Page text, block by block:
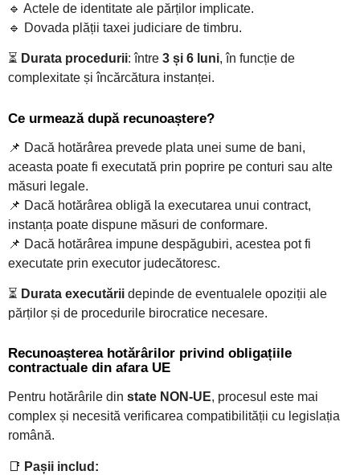
🔹 Actele de identitate ale părților implicate.
🔹 Dovada plății taxei judiciare de timbru.
⏳ Durata procedurii: între 3 și 6 luni, în funcție de
complexitate și încărcătura instanței.
Ce urmează după recunoaștere?
📌 Dacă hotărârea prevede plata unei sume de bani,
aceasta poate fi executată prin poprire pe conturi sau alte
măsuri legale.
📌 Dacă hotărârea obligă la executarea unui contract,
instanța poate dispune măsuri de conformare.
📌 Dacă hotărârea impune despăgubiri, acestea pot fi
executate prin executor judecătoresc.
⏳ Durata executării depinde de eventualele opoziții ale
părților și de procedurile birocratice necesare.
Recunoașterea hotărârilor privind obligațiile
contractuale din afara UE
Pentru hotărârile din state NON-UE, procesul este mai
complex și necesită verificarea compatibilității cu legislația
română.
📑 Pașii includ: